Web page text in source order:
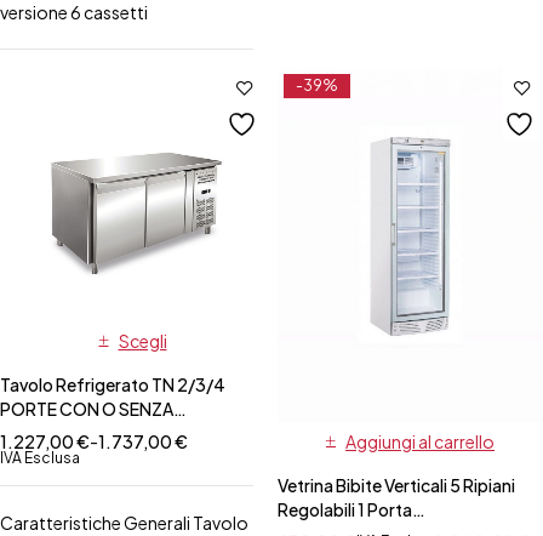
versione 6 cassetti
Scegli
Tavolo Refrigerato TN 2/3/4
PORTE CON O SENZA
ALZATINA-PROF.60 CM
1.227,00€-1.737,00€
IVA Esclusa
Caratteristiche Generali Tavolo
-39%
Aggiungi al carrello
Vetrina Bibite Verticali 5 Ripiani
Regolabili 1 Porta